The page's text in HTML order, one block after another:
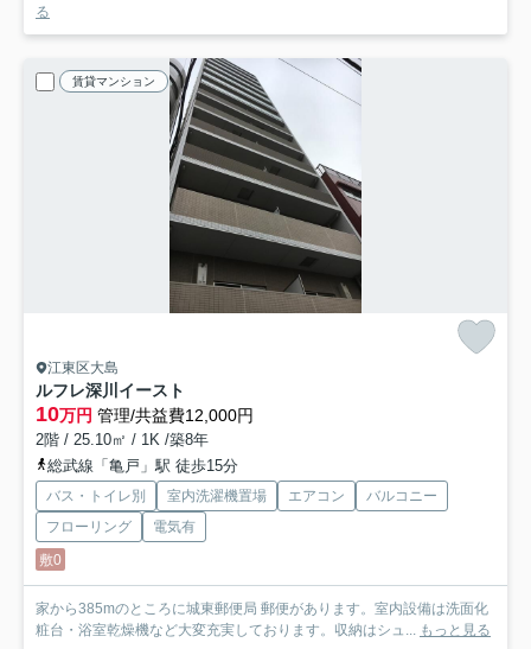
る
賃貸マンション
江東区大島
ルフレ深川イースト
10万円 管理/共益費12,000円
2階 / 25.10㎡ / 1K /築8年
総武線「亀戸」駅 徒歩15分
バス・トイレ別 室内洗濯機置場 エアコン
バルコニー
フローリング
電気有
敷0
家から385mのところに城東郵便局 郵便があります。室内設備は洗面化
粧台・浴室乾燥機など大変充実しております。収納はシュ...
もっと見る